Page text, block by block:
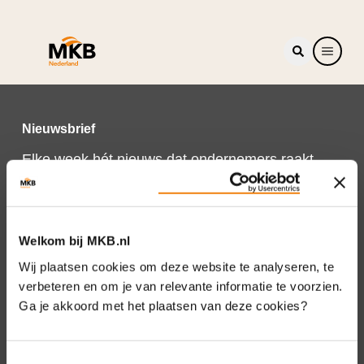
Welkom bij MKB.nl
Wij plaatsen cookies om deze website te analyseren, te
verbeteren en om je van relevante informatie te voorzien.
Ga je akkoord met het plaatsen van deze cookies?
Nieuwsbrief
Elke week hét nieuws dat ondernemers raakt.
Schrijf je nu in voor de MKB-Nederland
nieuwsbrief.
Schrijf je in
Direct naar
Over ons